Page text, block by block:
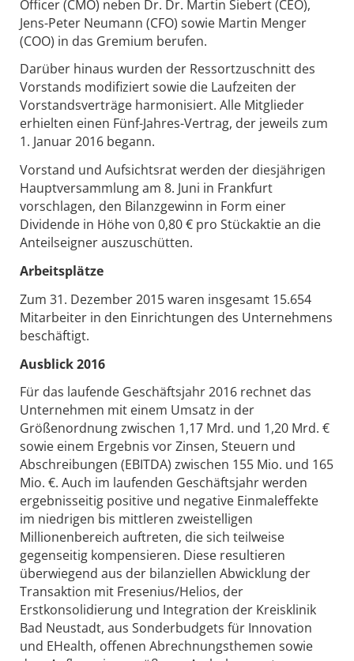
Officer (CMO) neben Dr. Dr. Martin Siebert (CEO),
Jens-Peter Neumann (CFO) sowie Martin Menger
(COO) in das Gremium berufen.
Darüber hinaus wurden der Ressortzuschnitt des
Vorstands modifiziert sowie die Laufzeiten der
Vorstandsverträge harmonisiert. Alle Mitglieder
erhielten einen Fünf-Jahres-Vertrag, der jeweils zum
1. Januar 2016 begann.
Vorstand und Aufsichtsrat werden der diesjährigen
Hauptversammlung am 8. Juni in Frankfurt
vorschlagen, den Bilanzgewinn in Form einer
Dividende in Höhe von 0,80 € pro Stückaktie an die
Anteilseigner auszuschütten.
Arbeitsplätze
Zum 31. Dezember 2015 waren insgesamt 15.654
Mitarbeiter in den Einrichtungen des Unternehmens
beschäftigt.
Ausblick 2016
Für das laufende Geschäftsjahr 2016 rechnet das
Unternehmen mit einem Umsatz in der
Größenordnung zwischen 1,17 Mrd. und 1,20 Mrd. €
sowie einem Ergebnis vor Zinsen, Steuern und
Abschreibungen (EBITDA) zwischen 155 Mio. und 165
Mio. €. Auch im laufenden Geschäftsjahr werden
ergebnisseitig positive und negative Einmaleffekte
im niedrigen bis mittleren zweistelligen
Millionenbereich auftreten, die sich teilweise
gegenseitig kompensieren. Diese resultieren
überwiegend aus der bilanziellen Abwicklung der
Transaktion mit Fresenius/Helios, der
Erstkonsolidierung und Integration der Kreisklinik
Bad Neustadt, aus Sonderbudgets für Innovation
und EHealth, offenen Abrechnungsthemen sowie